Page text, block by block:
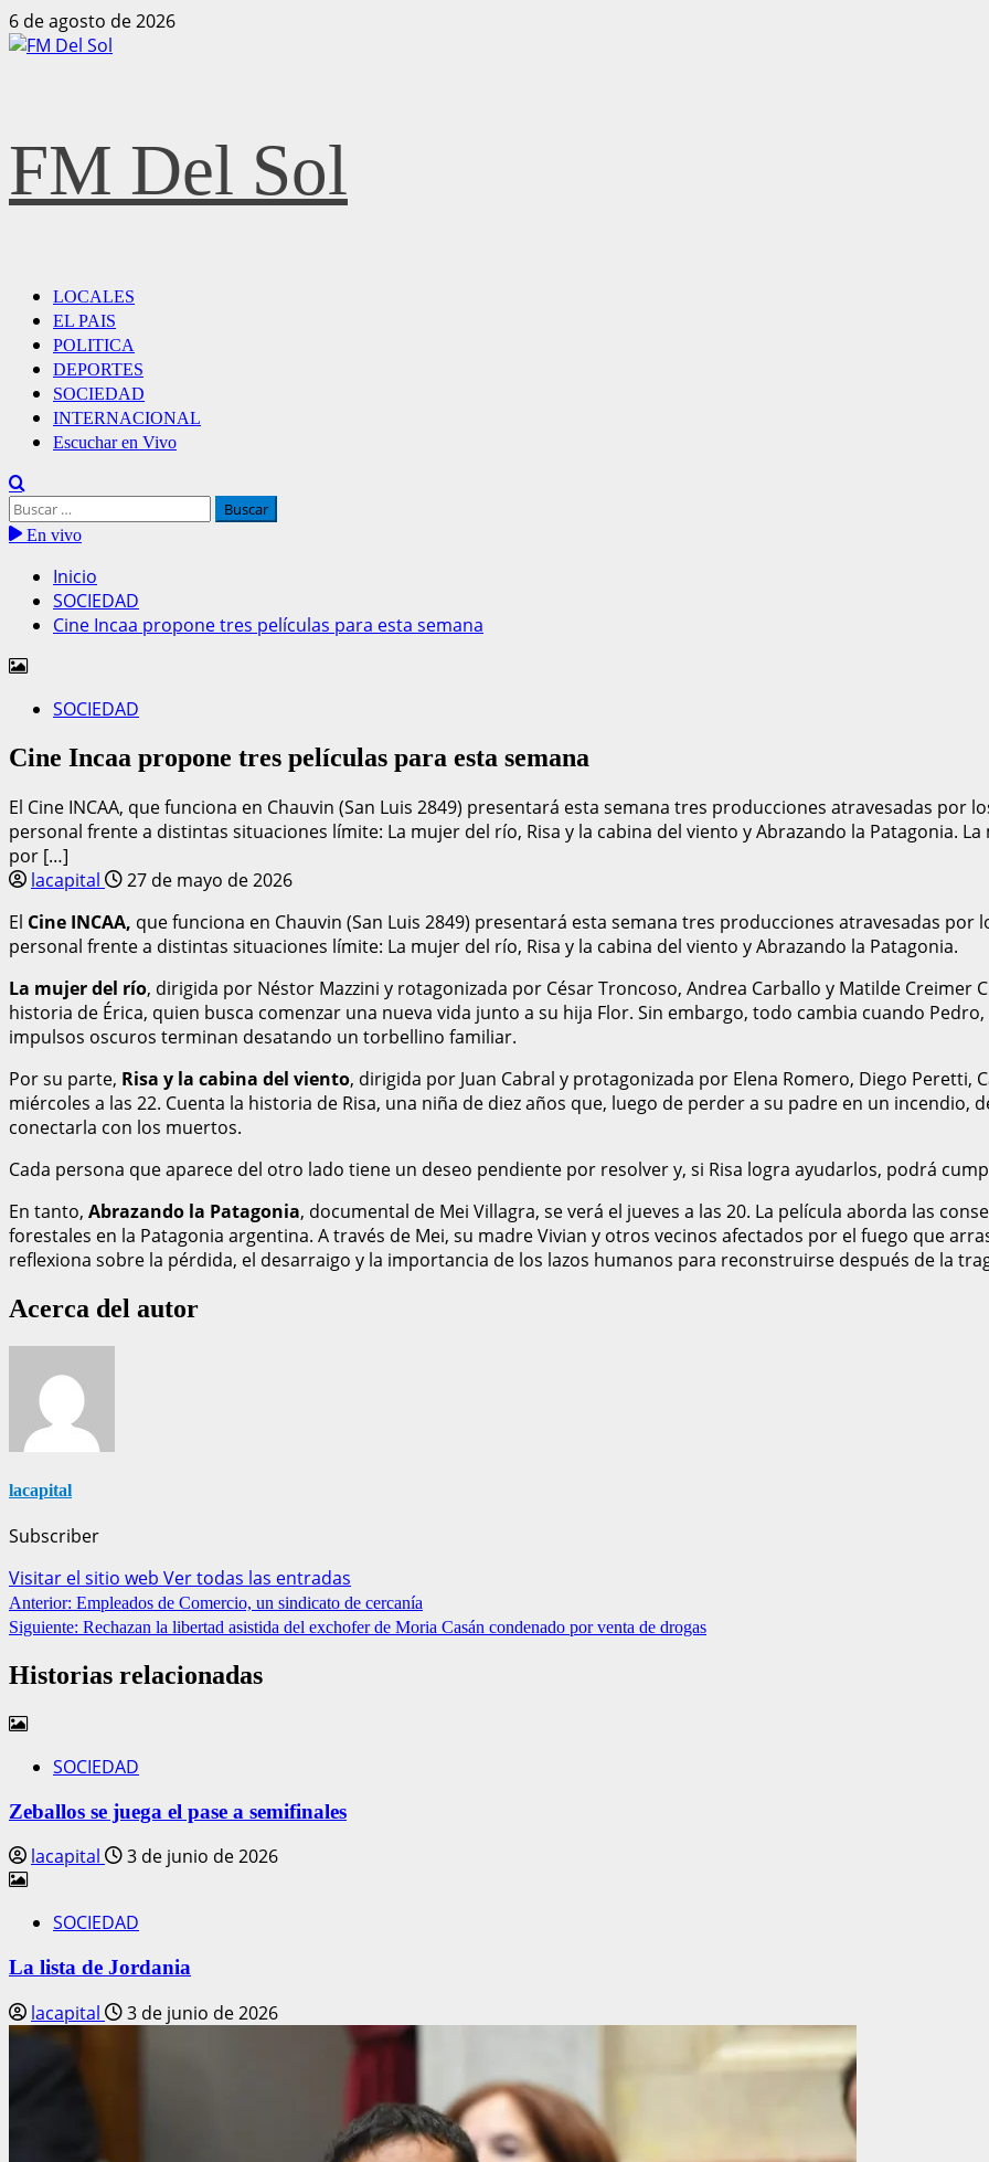
6 de agosto de 2026
FM Del Sol
LOCALES
EL PAIS
POLITICA
DEPORTES
SOCIEDAD
INTERNACIONAL
Escuchar en Vivo
En vivo
Inicio
SOCIEDAD
Cine Incaa propone tres películas para esta semana
SOCIEDAD
Cine Incaa propone tres películas para esta semana
El Cine INCAA, que funciona en Chauvin (San Luis 2849) presentará esta semana tres producciones atravesadas
personal frente a distintas situaciones límite: La mujer del río, Risa y la cabina del viento y Abrazando la Patagonia.
por […]
lacapital
27 de mayo de 2026
El Cine INCAA, que funciona en Chauvin (San Luis 2849) presentará esta semana tres producciones atravesadas
personal frente a distintas situaciones límite: La mujer del río, Risa y la cabina del viento y Abrazando la Patagonia.
La mujer del río, dirigida por Néstor Mazzini y rotagonizada por César Troncoso, Andrea Carballo y Matilde Creimer
historia de Érica, quien busca comenzar una nueva vida junto a su hija Flor. Sin embargo, todo cambia cuando
impulsos oscuros terminan desatando un torbellino familiar.
Por su parte, Risa y la cabina del viento, dirigida por Juan Cabral y protagonizada por Elena Romero, Diego Peretti,
miércoles a las 22. Cuenta la historia de Risa, una niña de diez años que, luego de perder a su padre en un
conectarla con los muertos.
Cada persona que aparece del otro lado tiene un deseo pendiente por resolver y, si Risa logra ayudarlos, podrá
En tanto, Abrazando la Patagonia, documental de Mei Villagra, se verá el jueves a las 20. La película aborda las
forestales en la Patagonia argentina. A través de Mei, su madre Vivian y otros vecinos afectados por el fuego que
reflexiona sobre la pérdida, el desarraigo y la importancia de los lazos humanos para reconstruirse después de la
Acerca del autor
lacapital
Subscriber
Visitar el sitio web Ver todas las entradas
Anterior: Empleados de Comercio, un sindicato de cercanía
Siguiente: Rechazan la libertad asistida del exchofer de Moria Casán condenado por venta de drogas
Historias relacionadas
SOCIEDAD
Zeballos se juega el pase a semifinales
lacapital 3 de junio de 2026
SOCIEDAD
La lista de Jordania
lacapital 3 de junio de 2026